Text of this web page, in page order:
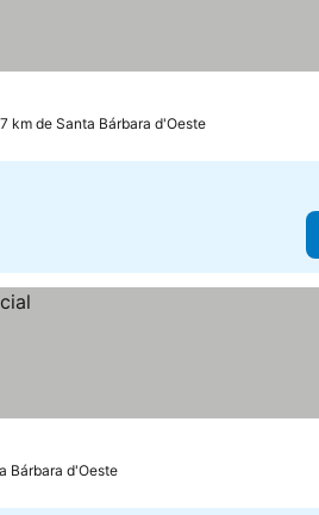
km de Santa Bárbara d'Oeste
Bárbara d'Oeste